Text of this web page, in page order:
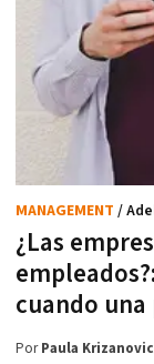
¿Las
cuando
MANAGEMENT /
PorPaula Krizanovic